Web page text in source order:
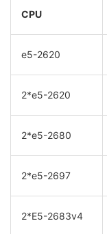
CPU
e5-2620
2*e5-2620
2*e5-2680
2*e5-2697
2*E5-2683v4